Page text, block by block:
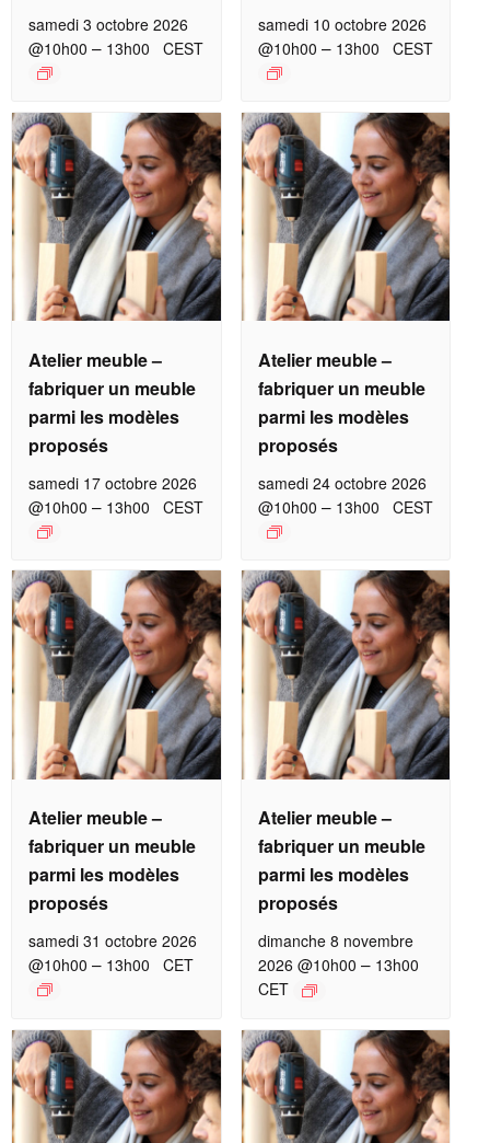
samedi 3 octobre 2026
@10h00 – 13h00 CEST
samedi 10 octobre 2026
@10h00 – 13h00 CEST
Atelier meuble –
fabriquer un meuble
parmi les modèles
proposés
samedi 17 octobre 2026
@10h00 – 13h00 CEST
Atelier meuble –
fabriquer un meuble
parmi les modèles
proposés
samedi 24 octobre 2026
@10h00 – 13h00 CEST
Atelier meuble –
fabriquer un meuble
parmi les modèles
proposés
samedi 31 octobre 2026
@10h00 – 13h00 CET
Atelier meuble –
fabriquer un meuble
parmi les modèles
proposés
dimanche 8 novembre
2026 @10h00 – 13h00
CET